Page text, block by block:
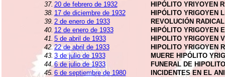
37. 20 de febrero de 1932
HIPÓLITO YRIYOYEN
38. 17 de diciembre de 1932
HIPÓLITO YRIGOYEN
39. 2 de enero de 1933
REVOLUCIÓN
40. 12 de enero de 1933
HIPÓLITO YRIGOYEN
41. 5 de abril de 1933
HIPOLITO YRIGOYEN
42.22 de abril de 1933
HIPOLITO YRIGOYEN
43. 3 de julio de 1933
MUERE HIPÓLITO
44.6 de julio de 1933
FUNERAL DE
45. 6 de septiembre de 1980
INCIDENTES EN EL